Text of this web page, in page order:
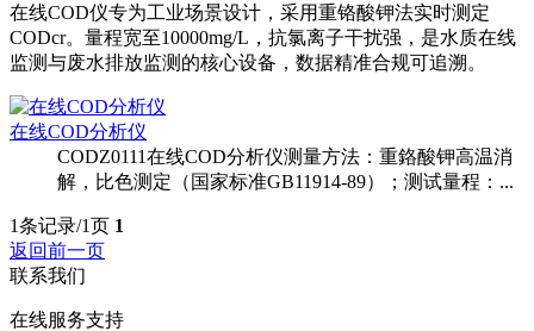
在线COD仪专为工业场景设计，采用重铬酸钾法实时测定
CODcr。量程宽至10000mg/L，抗氯离子干扰强，是水质在线
监测与废水排放监测的核心设备，数据精准合规可追溯。
在线COD分析仪
CODZ0111在线COD分析仪测量方法：重鉻酸钾高温消
解，比色测定（国家标准GB11914-89）；测试量程：...
1条记录/1页 1
返回前一页
联系我们
在线服务支持